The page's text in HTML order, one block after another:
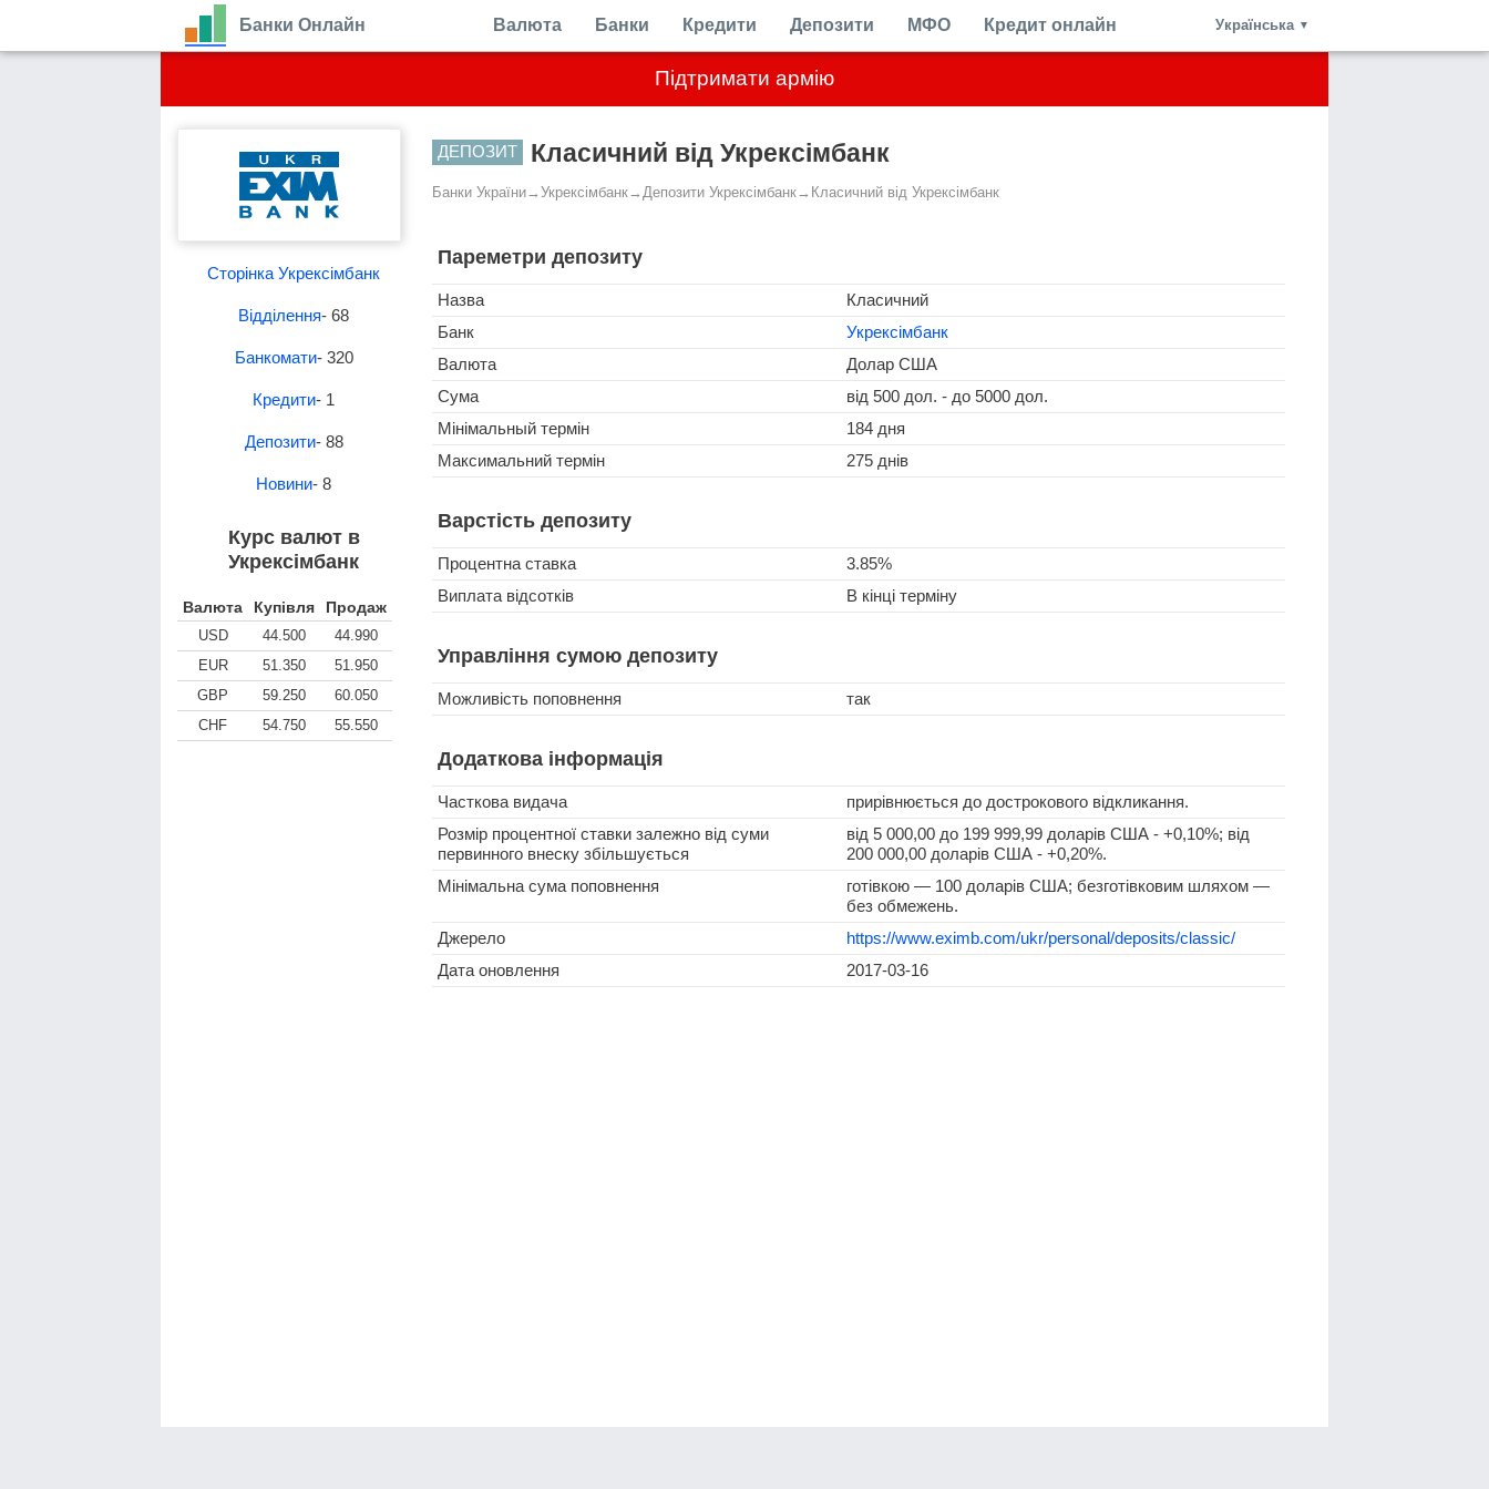
Підтримати армію
Банки Онлайн Валюта Банки Кредити Депозити МФО Кредит онлайн Українська ▼
Сторінка Укрексімбанк
Відділення- 68
Банкомати- 320
Кредити- 1
Депозити- 88
Новини- 8
Курс валют в
Укрексімбанк
Валюта Купівля Продаж
USD 44.500
44.990
EUR
51.350
51.950
GBP
59.250
60.050
CHF
54.750 55.550
ДЕПОЗИТ Класичний від Укрексімбанк
Банки України→ Укрексімбанк→ Депозити Укрексімбанк→ Класичний від Укрексімбанк
Пареметри депозиту
Назва
Класичний
Банк
Укрексімбанк
Валюта
Долар США
Сума
від 500 дол. - до 5000 дол.
Мінімальный термін
184 дня
Максимальний термін
275 днів
Варстість депозиту
Процентна ставка
3.85%
Виплата відсотків
В кінці терміну
Управління сумою депозиту
Можливість поповнення так
Додаткова інформація
Часткова видача
прирівнюється до дострокового відкликання.
Розмір процентної ставки залежно від суми
первинного внеску збільшується
від 5 000,00 до 199 999,99 доларів США - +0,10%; від
200 000,00 доларів США - +0,20%.
Мінімальна сума поповнення
готівкою — 100 доларів США; безготівковим шляхом —
без обмежень.
Джерело
https://www.eximb.com/ukr/personal/deposits/classic/
Дата оновлення
2017-03-16